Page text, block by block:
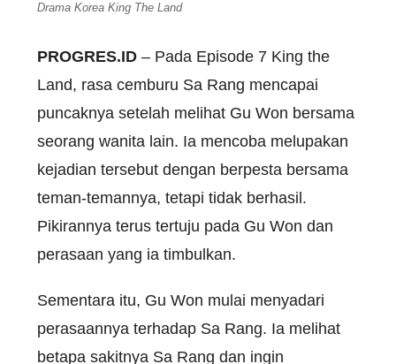
Drama Korea King The Land
PROGRES.ID – Pada Episode 7 King the
Land, rasa cemburu Sa Rang mencapai
puncaknya setelah melihat Gu Won bersama
seorang wanita lain. Ia mencoba melupakan
kejadian tersebut dengan berpesta bersama
teman-temannya, tetapi tidak berhasil.
Pikirannya terus tertuju pada Gu Won dan
perasaan yang ia timbulkan.
Sementara itu, Gu Won mulai menyadari
perasaannya terhadap Sa Rang. Ia melihat
betapa sakitnya Sa Rang dan ingin